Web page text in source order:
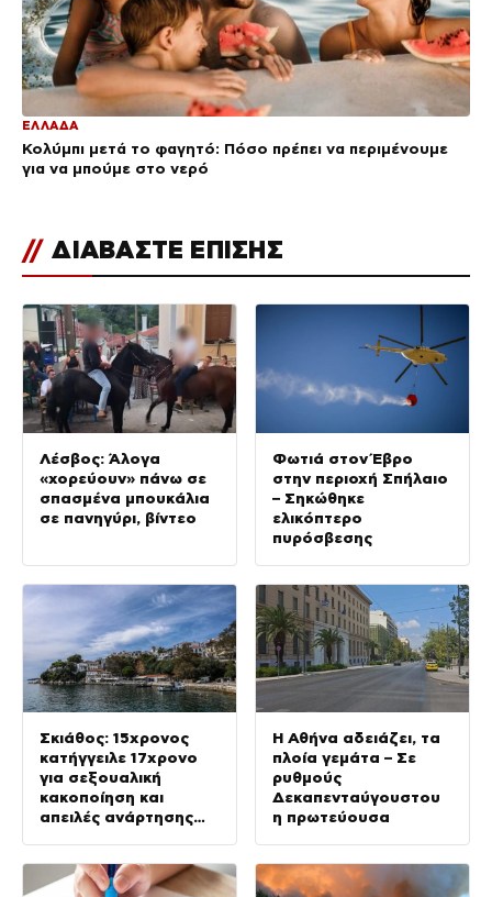
ΕΛΛΑΔΑ
Κολύμπι μετά το φαγητό: Πόσο πρέπει να περιμένουμε
για να μπούμε στο νερό
// ΔΙΑΒΑΣΤΕ ΕΠΙΣΗΣ
Λέσβος: Άλογα
«χορεύουν» πάνω σε
σπασμένα μπουκάλια
σε πανηγύρι, βίντεο
Φωτιά στον Έβρο
στην περιοχή Σπήλαιο
– Σηκώθηκε
ελικόπτερο
πυρόσβεσης
Σκιάθος: 15χρονος
κατήγγειλε 17χρονο
για σεξουαλική
κακοποίηση και
απειλές ανάρτησης
Η Αθήνα αδειάζει, τα
πλοία γεμάτα – Σε
ρυθμούς
Δεκαπενταύγουστου
η πρωτεύουσα